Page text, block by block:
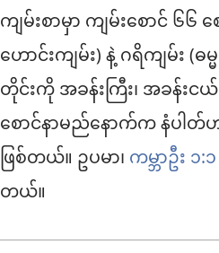
ကျမ်းစာမှာ ကျမ်းစောင် ၆
ဟောင်းကျမ်း) နဲ့ ဂရိကျမ်း (
တိုင်းကို အခန်းကြီး၊ အခန်း
စောင်နာမည်နောက်က နံပါ
ဖြစ်တယ်။ ဥပမာ၊ကမ္ဘာဦး ၁:၁
တယ်။